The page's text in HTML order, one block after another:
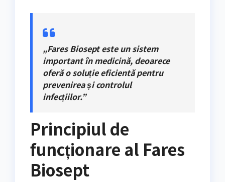
„Fares Biosept este un sistem
important în medicină, deoarece
oferă o soluție eficientă pentru
prevenirea și controlul
infecțiilor.”
Principiul de
funcționare al Fares
Biosept